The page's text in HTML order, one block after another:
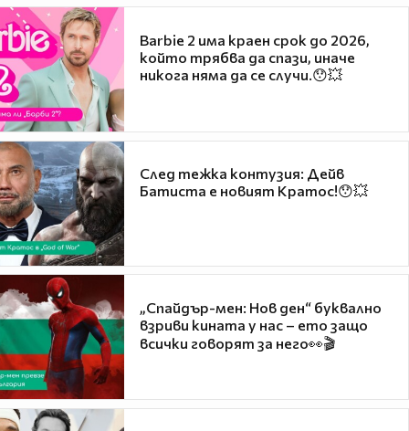
Barbie 2 има краен срок до 2026,
който трябва да спази, иначе
никога няма да се случи.😯💥
След тежка контузия: Дейв
Батиста е новият Кратос!😯💥
„Спайдър-мен: Нов ден“ буквално
взриви кината у нас – ето защо
всички говорят за него👀🎬